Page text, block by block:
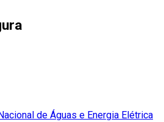
de Águas e Energia Elétrica